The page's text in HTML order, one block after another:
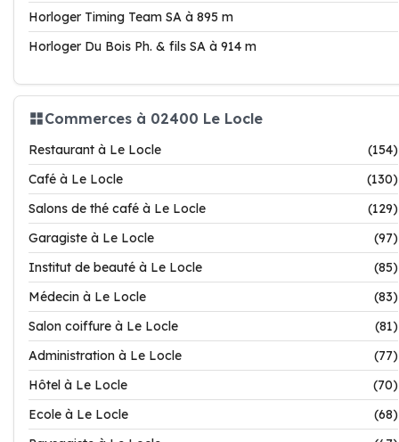
Horloger Timing Team SA à 895 m
Horloger Du Bois Ph. & fils SA à 914 m
Commerces à 02400 Le Locle
Restaurant à Le Locle
(154)
Café à Le Locle
(130)
Salons de thé café à Le Locle
(129)
Garagiste à Le Locle
(97)
Institut de beauté à Le Locle
(85)
Médecin à Le Locle
(83)
Salon coiffure à Le Locle
(81)
Administration à Le Locle
(77)
Hôtel à Le Locle
(70)
Ecole à Le Locle
(68)